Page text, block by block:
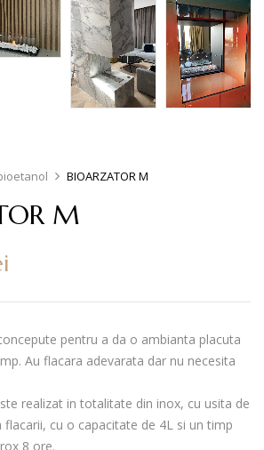
BIOARZATOR M
M
pentru a da o ambianta placuta
Au flacara adevarata dar nu necesita
realizat in totalitate din inox, cu usita de
flacarii, cu o capacitate de 4L si un timp
8 ore.